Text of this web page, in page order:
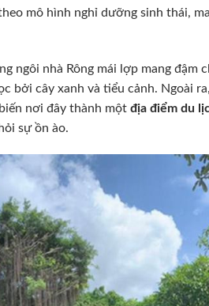
mô hình nghỉ dưỡng sinh thái,
ngôi nhà Rông mái lợp mang đậm
bởi cây xanh và tiểu cảnh. Ngoài
nơi đây thành một địa điểm du
sự ồn ào.